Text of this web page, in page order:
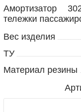
Амортизатор
тележки
Вес изделия
ТУ
Материал резины